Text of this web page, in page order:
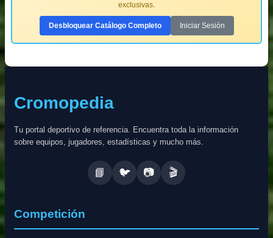
exclusivas.
Desbloquear Catálogo Completo Iniciar Sesión
Cromopedia
Tu portal deportivo de referencia. Encuentra toda la información
sobre equipos, jugadores, estadísticas y mucho más.
📘 🐦 📷 🎬
Competición